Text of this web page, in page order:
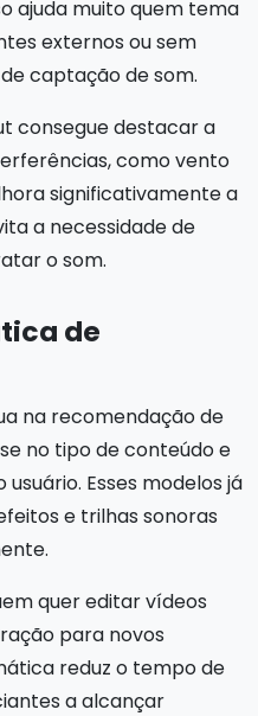
ajuda muito quem tema
externos ou sem
captação de som.
consegue destacar a
como vento
significativamente a
a necessidade de
o som.
de
na recomendação de
no tipo de conteúdo e
Esses modelos já
e trilhas sonoras
quer editar vídeos
para novos
reduz o tempo de
a alcançar